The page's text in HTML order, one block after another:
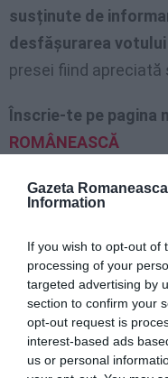
Gazeta
Information
If you wish to opt-out of
processing of your
targeted advertising by
section to confirm your
opt-out request is
interest-based ads
us or personal
susținute de
desfășurarea
presei fiind apreciată
Înscrie-te pe pagina
ROMÂNEASCĂ